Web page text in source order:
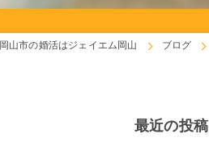
岡山市の婚活はジェイエム岡山 ブログ
最近の投稿